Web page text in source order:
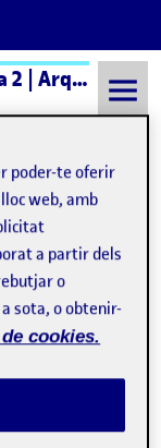
Arq. de la informació – Aula 2 | Arq. de la Información – Aula 2
amde la navegació
del repte 4, a
poder-te oferir
web, amb
a partir dels
o
sota, o obtenir-
cookies.